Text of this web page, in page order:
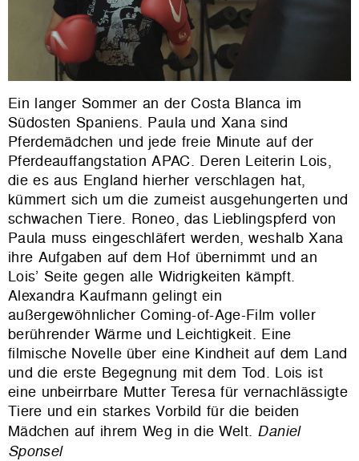
Ein langer Sommer an der Costa Blanca im
Südosten Spaniens. Paula und Xana sind
Pferdemädchen und jede freie Minute auf der
Pferdeauffangstation APAC. Deren Leiterin Lois,
die es aus England hierher verschlagen hat,
kümmert sich um die zumeist ausgehungerten und
schwachen Tiere. Roneo, das Lieblingspferd von
Paula muss eingeschläfert werden, weshalb Xana
ihre Aufgaben auf dem Hof übernimmt und an
Lois’ Seite gegen alle Widrigkeiten kämpft.
Alexandra Kaufmann gelingt ein
außergewöhnlicher Coming-of-Age-Film voller
berührender Wärme und Leichtigkeit. Eine
filmische Novelle über eine Kindheit auf dem Land
und die erste Begegnung mit dem Tod. Lois ist
eine unbeirrbare Mutter Teresa für vernachlässigte
Tiere und ein starkes Vorbild für die beiden
Mädchen auf ihrem Weg in die Welt. Daniel
Sponsel